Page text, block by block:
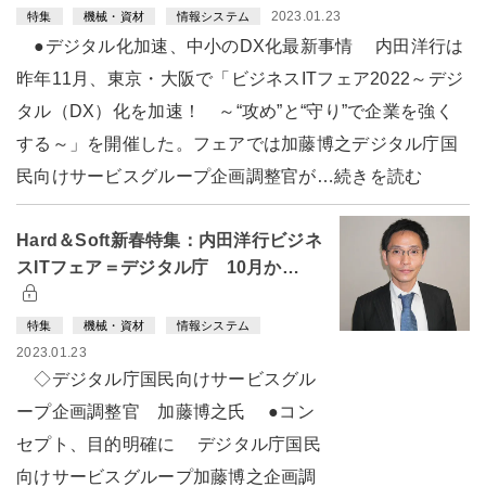
特集 機械・資材 情報システム 2023.01.23
●デジタル化加速、中小のDX化最新事情 内田洋行は
昨年11月、東京・大阪で「ビジネスITフェア2022～デジ
タル（DX）化を加速！ ～“攻め”と“守り”で企業を強く
する～」を開催した。フェアでは加藤博之デジタル庁国
民向けサービスグループ企画調整官が…続きを読む
Hard＆Soft新春特集：内田洋行ビジネ
スITフェア＝デジタル庁 10月か…
特集 機械・資材 情報システム
2023.01.23
◇デジタル庁国民向けサービスグル
ープ企画調整官 加藤博之氏 ●コン
セプト、目的明確に デジタル庁国民
向けサービスグループ加藤博之企画調